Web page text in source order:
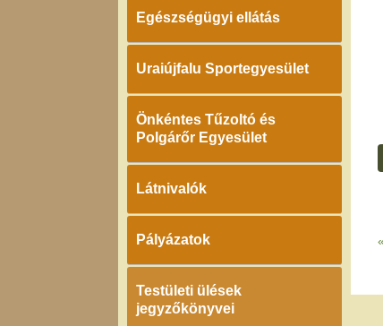
Egészségügyi ellátás
Uraiújfalu Sportegyesület
Önkéntes Tűzoltó és
Polgárőr Egyesület
Látnivalók
Pályázatok
Testületi ülések
jegyzőkönyvei
«